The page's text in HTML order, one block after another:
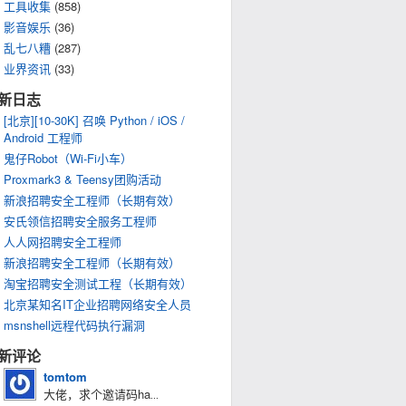
工具收集 (858)
影音娱乐 (36)
乱七八糟 (287)
业界资讯 (33)
日志
[北京][10-30K] 召唤 Python / iOS /
Android 工程师
鬼仔Robot（Wi-Fi小车）
Proxmark3 & Teensy团购活动
新浪招聘安全工程师（长期有效）
安氏领信招聘安全服务工程师
人人网招聘安全工程师
新浪招聘安全工程师（长期有效）
淘宝招聘安全测试工程（长期有效）
北京某知名IT企业招聘网络安全人员
msnshell远程代码执行漏洞
评论
tomtom
大佬，求个邀请码ha...